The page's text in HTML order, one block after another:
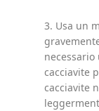
3. Usa un
cacciavite
cacciavite